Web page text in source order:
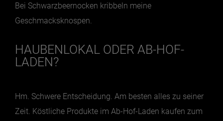
September
Oktober
Bei Schwarzbeernocken kribbeln meine
Geschmacksknospen.
HAUBENLOKAL ODER AB-HOF-
LADEN?
Hm. Schwere Entscheidung. Am besten alles zu seiner
Zeit. Köstliche Produkte im Ab-Hof-Laden kaufen zum